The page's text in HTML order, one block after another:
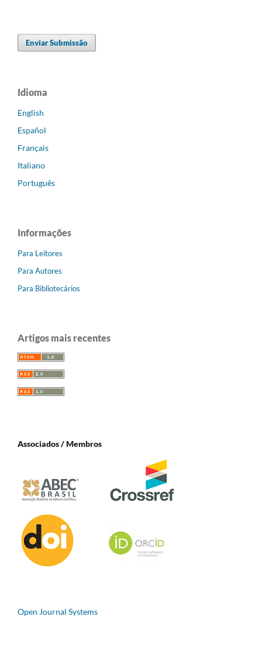
Enviar Submissão
Idioma
English
Español
Français
Italiano
Português
Informações
Para Leitores
Para Autores
Para Bibliotecários
Artigos mais recentes
Associados / Membros
Open Journal Systems